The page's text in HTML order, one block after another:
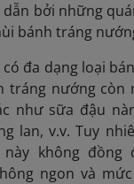
dẫn bởi những
bánh tráng
đa dạng loại
tráng nướng còn
như sữa đậu
lan, v.v. Tuy
không đồng
ngon và